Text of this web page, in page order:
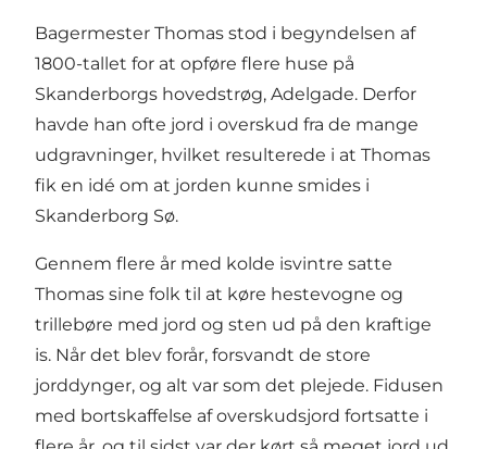
Bagermester Thomas stod i begyndelsen af
1800-tallet for at opføre flere huse på
Skanderborgs hovedstrøg, Adelgade. Derfor
havde han ofte jord i overskud fra de mange
udgravninger, hvilket resulterede i at Thomas
fik en idé om at jorden kunne smides i
Skanderborg Sø.
Gennem flere år med kolde isvintre satte
Thomas sine folk til at køre hestevogne og
trillebøre med jord og sten ud på den kraftige
is. Når det blev forår, forsvandt de store
jorddynger, og alt var som det plejede. Fidusen
med bortskaffelse af overskudsjord fortsatte i